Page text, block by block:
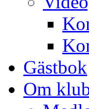
Gästbok
Om